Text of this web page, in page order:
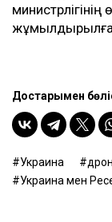
Достарыңмен
Украина дрон
Украина мен